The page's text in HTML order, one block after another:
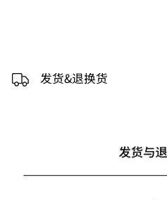
发货&退换货